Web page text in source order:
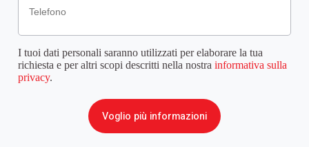
I tuoi dati personali saranno utilizzati per elaborare la tua
richiesta e per altri scopi descritti nella nostra informativa sulla
privacy.
Voglio più informazioni